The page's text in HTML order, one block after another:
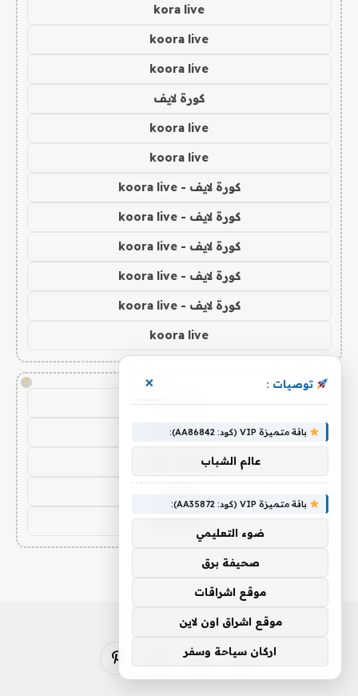
kora live
koora live
koora live
كورة لايف
koora live
koora live
كورة لايف - koora live
كورة لايف - koora live
كورة لايف - koora live
كورة لايف - koora live
كورة لايف - koora live
koora live
!
يلا شوت
yalla shoot
يلا شوت زون
yalla live
توصيات : ×
باقة متميزة VIP (كود: AA86842):
عالم الشباب
باقة متميزة VIP (كود: AA35872):
ضوء التعليمي
صحيفة برق
موقع اشراقات
موقع اشراق اون لاين
اركان سياحة وسفر
فيسبوك X
(Twitter)
الانستغرامبينتيريست